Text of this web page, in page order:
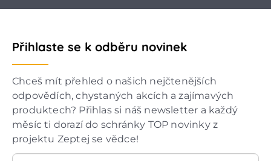
Přihlaste se k odběru novinek
Chceš mít přehled o našich nejčtenějších
odpovědích, chystaných akcích a zajímavých
produktech? Přihlas si náš newsletter a každý
měsíc ti dorazí do schránky TOP novinky z
projektu Zeptej se vědce!